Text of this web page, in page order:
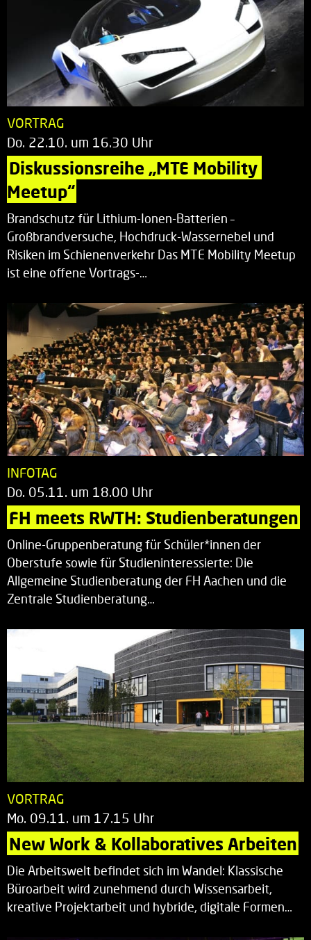
VORTRAG
Do. 22.10. um 16.30 Uhr
Diskussionsreihe „MTE Mobility
Meetup“
Brandschutz für Lithium-Ionen-Batterien –
Großbrandversuche, Hochdruck-Wassernebel und
Risiken im Schienenverkehr Das MTE Mobility Meetup
ist eine offene Vortrags-…
INFOTAG
Do. 05.11. um 18.00 Uhr
FH meets RWTH: Studienberatungen
Online-Gruppenberatung für Schüler*innen der
Oberstufe sowie für Studieninteressierte: Die
Allgemeine Studienberatung der FH Aachen und die
Zentrale Studienberatung…
VORTRAG
Mo. 09.11. um 17.15 Uhr
New Work & Kollaboratives Arbeiten
Die Arbeitswelt befindet sich im Wandel: Klassische
Büroarbeit wird zunehmend durch Wissensarbeit,
kreative Projektarbeit und hybride, digitale Formen…